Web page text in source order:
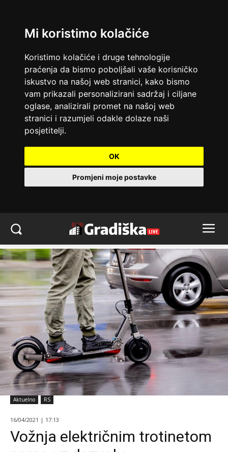
Mi koristimo kolačiće
Koristimo kolačiće i druge tehnologije
praćenja da bismo poboljšali vaše korisničko
iskustvo na našoj web stranici, kako bismo
vam prikazali personalizirani sadržaj i ciljane
oglase, analizirali promet na našoj web
stranici i razumjeli odakle dolaze naši
posjetitelji.
OK
Promjeni moje postavke
Aktuelno RS
16/04/2021 | 17:13
Vožnja električnim trotinetom